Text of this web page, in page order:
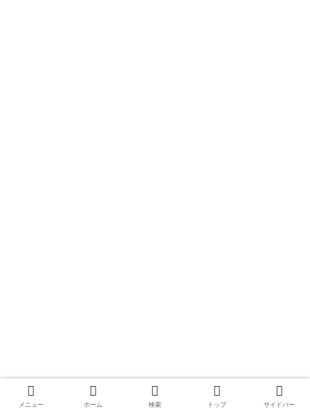
メニュー ホーム 検索 トップ サイドバー